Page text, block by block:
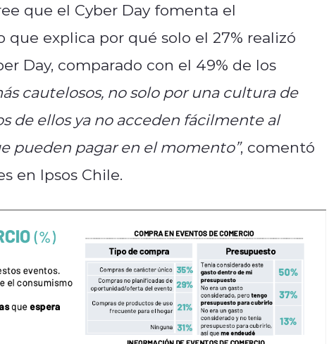
que el Cyber Day fomenta el
explica por qué solo el 27% realizó
Day, comparado con el 49% de los
cautelosos, no solo por una cultura de
de ellos ya no acceden fácilmente al
pueden pagar en el momento”, comentó
en Ipsos Chile.